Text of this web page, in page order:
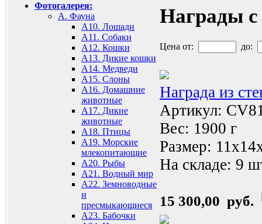
Фотогалерея:
A. Фауна
A10. Лошади
A11. Собаки
A12. Кошки
A13. Дикие кошки
A14. Медведи
A15. Слоны
A16. Домашние
животные
A17. Дикие
животные
A18. Птицы
A19. Морские
млекопитающие
A20. Рыбы
A21. Водный мир
A22. Земноводные
и
пресмыкающиеся
A23. Бабочки
Награды с
Цена от: до:
Награда из
Артикул:
Вес: 1900 г
Размер:
На складе: 9
15 300,00 руб.